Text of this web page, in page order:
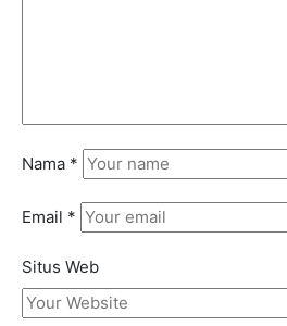
Nama *
Email *
Situs Web